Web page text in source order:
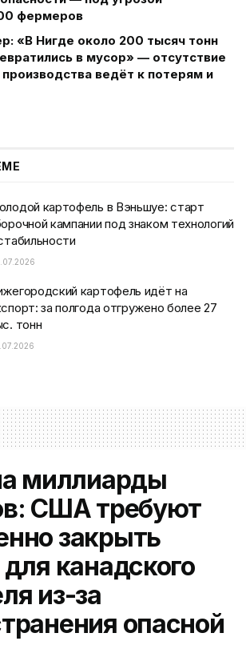
фермеров
«В Нигде около 200 тысяч тонн
в мусор» — отсутствие
производства ведёт к потерям и
картофель в Вэньшуе: старт
кампании под знаком технологий
картофель идёт на
за полгода отгружено более 27
тонн
миллиарды
США требуют
закрыть
канадского
из-за
опасной